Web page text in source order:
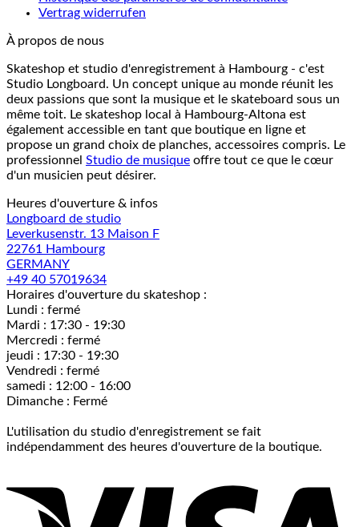
Vertrag widerrufen
À propos de nous
Skateshop et studio d'enregistrement à Hambourg - c'est
Studio Longboard. Un concept unique au monde réunit les
deux passions que sont la musique et le skateboard sous un
même toit. Le skateshop local à Hambourg-Altona est
également accessible en tant que boutique en ligne et
propose un grand choix de planches, accessoires compris. Le
professionnel Studio de musique offre tout ce que le cœur
d'un musicien peut désirer.
Heures d'ouverture & infos
Longboard de studio
Leverkusenstr. 13 Maison F
22761 Hambourg
GERMANY
+49 40 57019634
Horaires d'ouverture du skateshop :
Lundi : fermé
Mardi : 17:30 - 19:30
Mercredi : fermé
jeudi : 17:30 - 19:30
Vendredi : fermé
samedi : 12:00 - 16:00
Dimanche : Fermé
L'utilisation du studio d'enregistrement se fait
indépendamment des heures d'ouverture de la boutique.